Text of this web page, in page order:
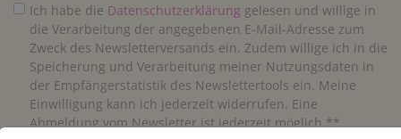
Ich habe die Daten­schutz­erklärung gelesen und willige in
die Verarbeitung der angegebenen E-Mail-Adresse zum
Zweck des Newsletterversands ein. Zudem willige ich in die
Speicherung und Verarbeitung meiner Nutzungsdaten in
der Empfängerstatistik des Newslettertools ein. Meine
Einwilligung kann ich jederzeit widerrufen. Eine
Abmeldung vom Newsletter ist jederzeit möglich.**